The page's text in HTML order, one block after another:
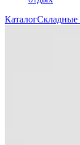
Каталог